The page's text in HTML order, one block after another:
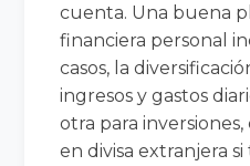
cuenta. Una buena
financiera personal
casos, la
ingresos y gastos
otra para
en divisa extranjera